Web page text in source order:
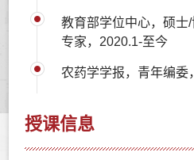
教育部学位中心，硕士
专家，2020.1-至今
农药学学报，青年编委
授课信息